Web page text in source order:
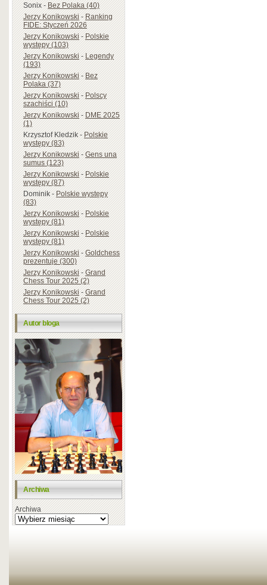
Sonix-Bez Polaka (40)
Jerzy Konikowski-Ranking
FIDE: Styczeń 2026
Jerzy Konikowski-Polskie
występy (103)
Jerzy Konikowski-Legendy
(193)
Jerzy Konikowski-Bez
Polaka (37)
Jerzy Konikowski-Polscy
szachiści (10)
Jerzy Konikowski-DME 2025
(1)
Krzysztof Kledzik-Polskie
występy (83)
Jerzy Konikowski-Gens una
sumus (123)
Jerzy Konikowski-Polskie
występy (87)
Dominik-Polskie występy
(83)
Jerzy Konikowski-Polskie
występy (81)
Jerzy Konikowski-Polskie
występy (81)
Jerzy Konikowski-Goldchess
prezentuje (300)
Jerzy Konikowski-Grand
Chess Tour 2025 (2)
Jerzy Konikowski-Grand
Chess Tour 2025 (2)
Autor bloga
Archiwa
Archiwa